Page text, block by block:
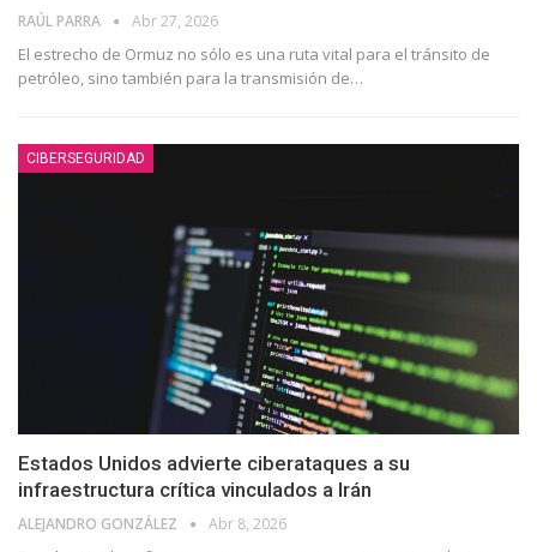
RAÚL PARRA Abr 27, 2026
El estrecho de Ormuz no sólo es una ruta vital para el tránsito de
petróleo, sino también para la transmisión de…
CIBERSEGURIDAD
Estados Unidos advierte ciberataques a su
infraestructura crítica vinculados a Irán
ALEJANDRO GONZÁLEZ Abr 8, 2026